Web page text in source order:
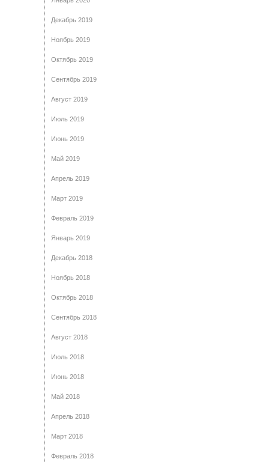
Декабрь 2019
Ноябрь 2019
Октябрь 2019
Сентябрь 2019
Август 2019
Июль 2019
Июнь 2019
Май 2019
Апрель 2019
Март 2019
Февраль 2019
Январь 2019
Декабрь 2018
Ноябрь 2018
Октябрь 2018
Сентябрь 2018
Август 2018
Июль 2018
Июнь 2018
Май 2018
Апрель 2018
Март 2018
Февраль 2018